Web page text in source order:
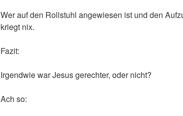
Wer auf den Rollstuhl angewiesen ist und den
kriegt nix.
Fazit:
Irgendwie war Jesus gerechter, oder nicht?
Ach so: